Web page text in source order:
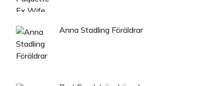
Anna Stadling Föräldrar